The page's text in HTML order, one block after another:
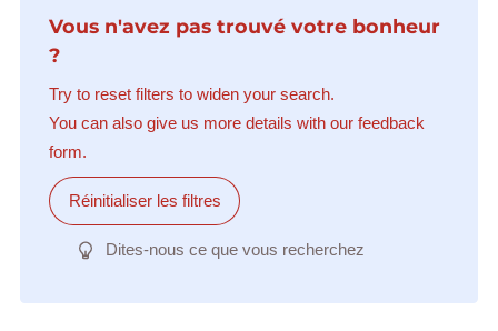
Vous n'avez pas trouvé votre bonheur
?
Try to reset filters to widen your search.
You can also give us more details with our feedback
form.
Réinitialiser les filtres
Dites-nous ce que vous recherchez